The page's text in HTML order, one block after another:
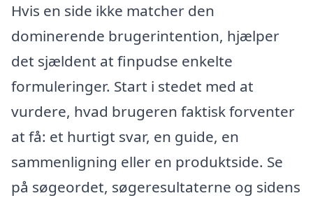
Hvis en side ikke matcher den
dominerende brugerintention, hjælper
det sjældent at finpudse enkelte
formuleringer. Start i stedet med at
vurdere, hvad brugeren faktisk forventer
at få: et hurtigt svar, en guide, en
sammenligning eller en produktside. Se
på søgeordet, søgeresultaterne og sidens